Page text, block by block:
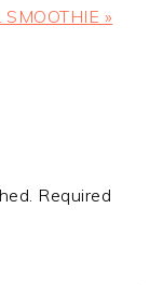
»
Required